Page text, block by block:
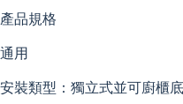
產品規格
通用
安裝類型：獨立式並可廚櫃